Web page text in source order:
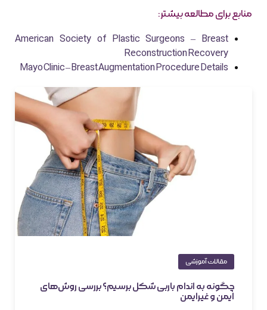
منابع برای مطالعه بیشتر:
American Society of Plastic Surgeons – Breast
Reconstruction Recovery
Mayo Clinic – Breast Augmentation Procedure Details
مقالات آموزشی
چگونه به اندام باربی شکل برسیم؟ بررسی روش‌های
ایمن و غیرایمن